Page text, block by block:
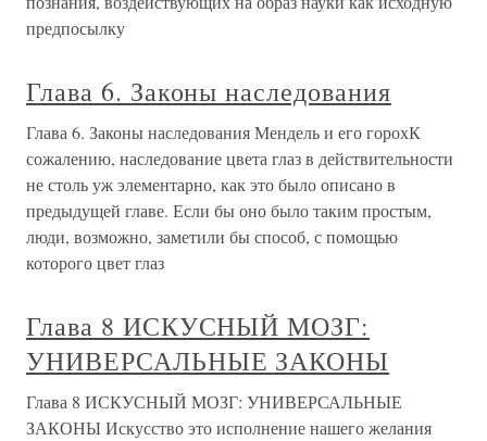
предпосылку
Глава 6. Законы наследования
Глава 6. Законы наследования Мендель и его горохК
сожалению, наследование цвета глаз в действительности
не столь уж элементарно, как это было описано в
предыдущей главе. Если бы оно было таким простым,
люди, возможно, заметили бы способ, с помощью
которого цвет глаз
Глава 8 ИСКУСНЫЙ МОЗГ:
УНИВЕРСАЛЬНЫЕ ЗАКОНЫ
Глава 8 ИСКУСНЫЙ МОЗГ: УНИВЕРСАЛЬНЫЕ
ЗАКОНЫ Искусство это исполнение нашего желания